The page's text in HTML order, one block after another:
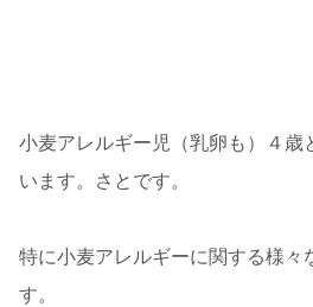
小麦アレルギー児（乳卵も）４歳
います。さとです。
特に小麦アレルギーに関する様々
す。